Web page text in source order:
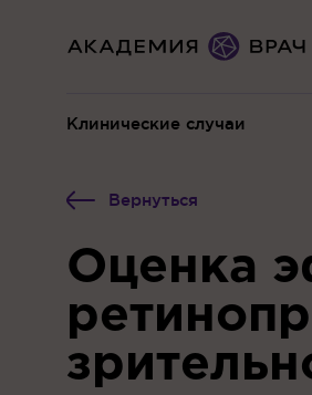
Клинические случаи
Вернуться
Оценка